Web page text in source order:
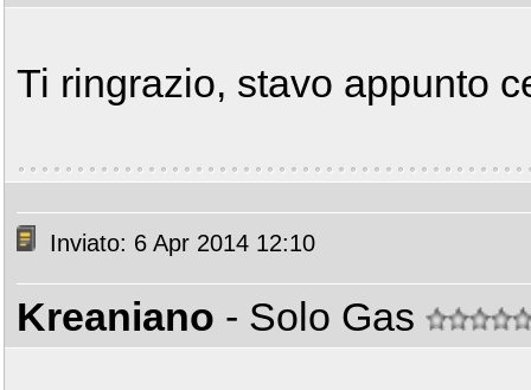
Ti ringrazio, stavo appunto
Inviato: 6 Apr 2014 12:10
Kreaniano - Solo Gas